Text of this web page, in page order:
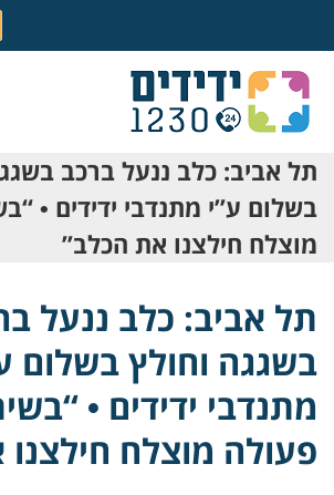
תל אביב: כלב ננעל ברכב
בשלום ע”י מתנדבי ידידים •
מוצלח חילצנו את הכלב”
תל אביב: כלב ננעל
בשגגה וחולץ בשלום
מתנדבי ידידים •
פעולה מוצלח